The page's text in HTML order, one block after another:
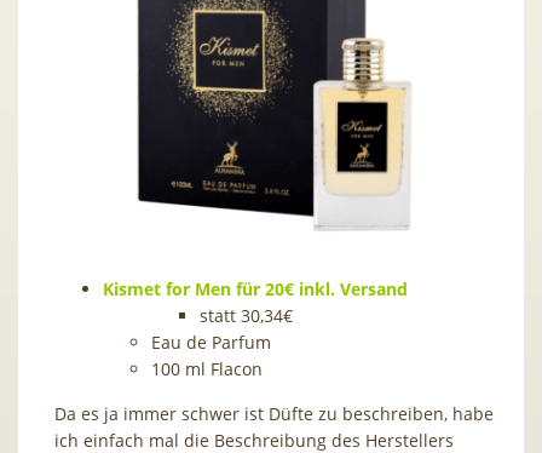
Kismet for Men für 20€ inkl. Versand
statt 30,34€
Eau de Parfum
100 ml Flacon
Da es ja immer schwer ist Düfte zu beschreiben, habe
ich einfach mal die Beschreibung des Herstellers